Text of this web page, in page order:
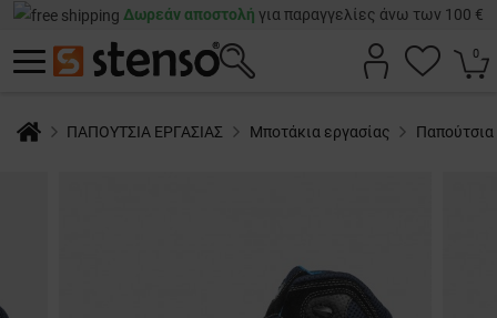
Δωρεάν αποστολή για παραγγελίες άνω των 100 €
0
ΠΑΠΟΥΤΣΙΑ ΕΡΓΑΣΙΑΣ Μποτάκια εργασίας Παπούτσια